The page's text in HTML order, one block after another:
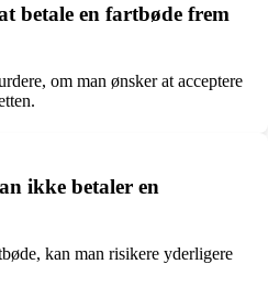
betale en fartbøde frem
om man ønsker at acceptere
ikke betaler en
kan man risikere yderligere